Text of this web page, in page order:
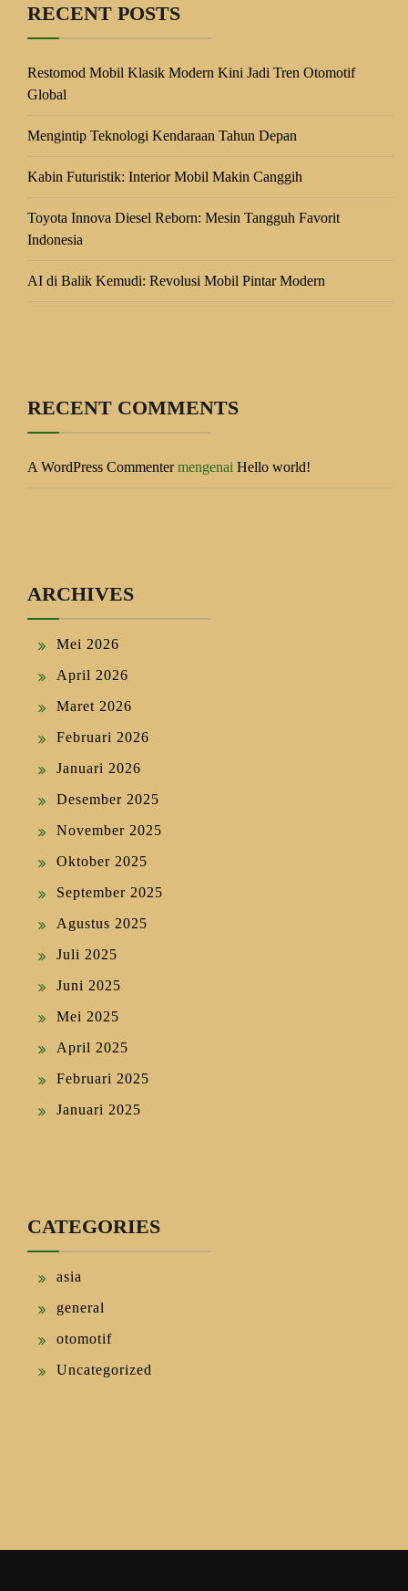
RECENT POSTS
Restomod Mobil Klasik Modern Kini Jadi Tren Otomotif
Global
Mengintip Teknologi Kendaraan Tahun Depan
Kabin Futuristik: Interior Mobil Makin Canggih
Toyota Innova Diesel Reborn: Mesin Tangguh Favorit
Indonesia
AI di Balik Kemudi: Revolusi Mobil Pintar Modern
RECENT COMMENTS
A WordPress Commentermengenai Hello world!
ARCHIVES
Mei 2026
April 2026
Maret 2026
Februari 2026
Januari 2026
Desember 2025
November 2025
Oktober 2025
September 2025
Agustus 2025
Juli 2025
Juni 2025
Mei 2025
April 2025
Februari 2025
Januari 2025
CATEGORIES
asia
general
otomotif
Uncategorized